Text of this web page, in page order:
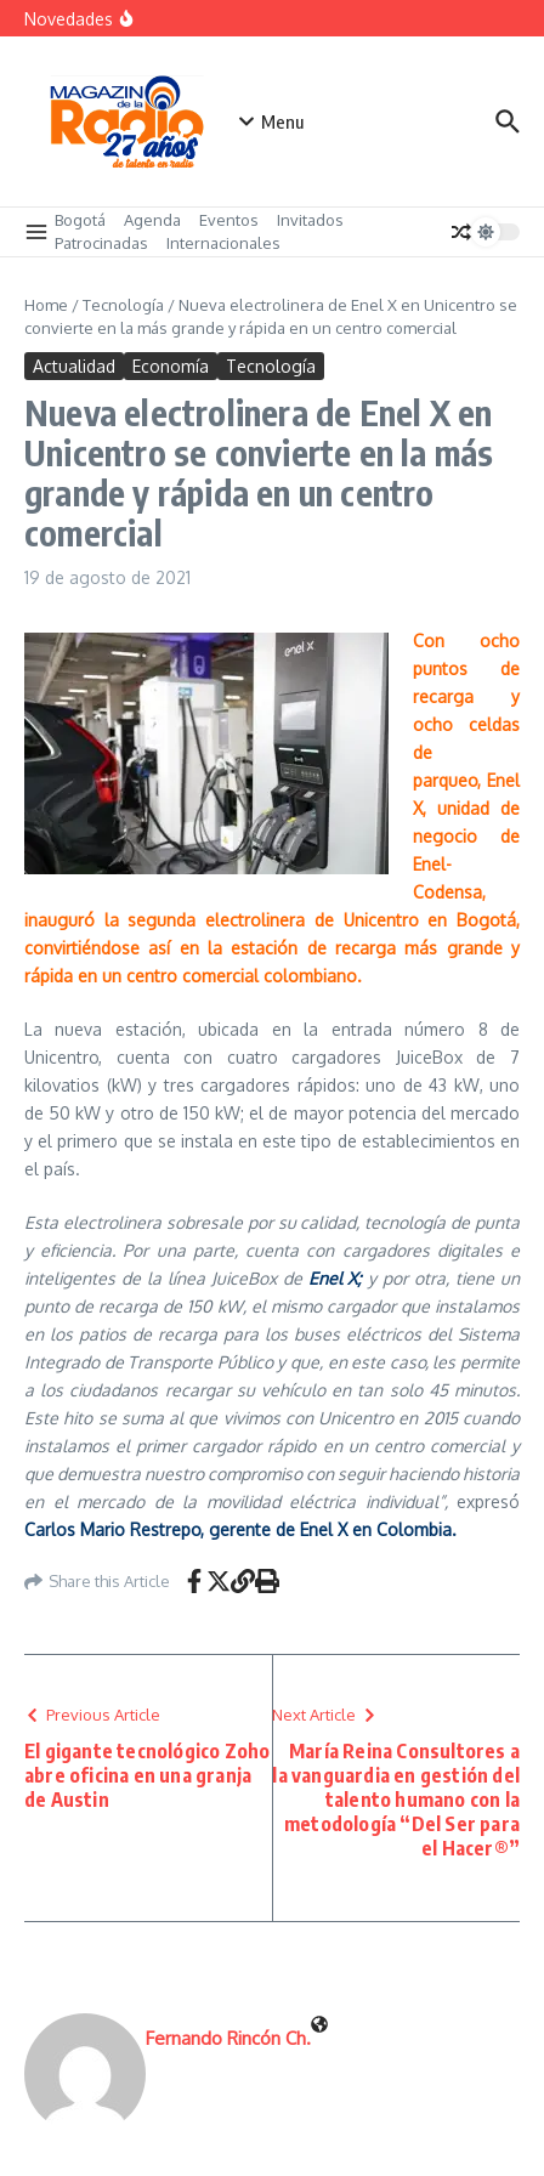
Saltar al contenido
Novedades
La posesión presidencial se verá en especial de DNEWS
sustitución de la coca
Menu
Bogotá Agenda Eventos
Invitados
Patrocinadas
Internacionales
Home /Tecnología / Nueva electrolinera de Enel X en Unicentro se
convierte en la más grande y rápida en un centro comercial
Actualidad Economía Tecnología
Nueva electrolinera de Enel X en
Unicentro se convierte en la más
grande y rápida en un centro
comercial
19 de agosto de 2021
Con ocho
puntos de
recarga y
ocho celdas
de
parqueo, Enel
X, unidad de
negocio de
Enel-
Codensa,
inauguró la segunda electrolinera de Unicentro en Bogotá,
convirtiéndose así en la estación de recarga más grande y
rápida en un centro comercial colombiano.
La nueva estación, ubicada en la entrada número 8 de
Unicentro, cuenta con cuatro cargadores JuiceBox de 7
kilovatios (kW) y tres cargadores rápidos: uno de 43 kW, uno
de 50 kW y otro de 150 kW; el de mayor potencia del mercado
y el primero que se instala en este tipo de establecimientos en
el país.
Esta electrolinera sobresale por su calidad, tecnología de punta
y eficiencia. Por una parte, cuenta con cargadores digitales e
inteligentes de la línea JuiceBox deEnel X; y por otra, tiene un
punto de recarga de 150 kW, el mismo cargador que instalamos
en los patios de recarga para los buses eléctricos del Sistema
Integrado de Transporte Público y que, en este caso, les permite
a los ciudadanos recargar su vehículo en tan solo 45 minutos.
Este hito se suma al que vivimos con Unicentro en 2015 cuando
instalamos el primer cargador rápido en un centro comercial y
que demuestra nuestro compromiso con seguir haciendo historia
en el mercado de la movilidad eléctrica individual”, expresó
Carlos Mario Restrepo, gerente de Enel X en Colombia.
Share this Article
Previous Article
El gigante tecnológico Zoho
abre oficina en una granja
de Austin
Next Article
María Reina Consultores a
la vanguardia en gestión del
talento humano con la
metodología “Del Ser para
el Hacer®”
Fernando Rincón Ch.